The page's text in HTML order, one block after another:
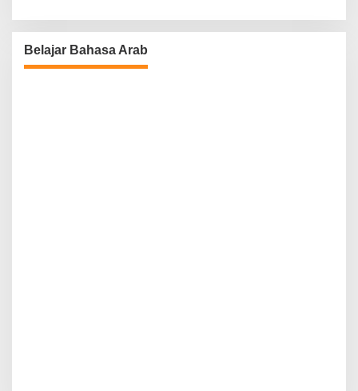
Belajar Bahasa Arab